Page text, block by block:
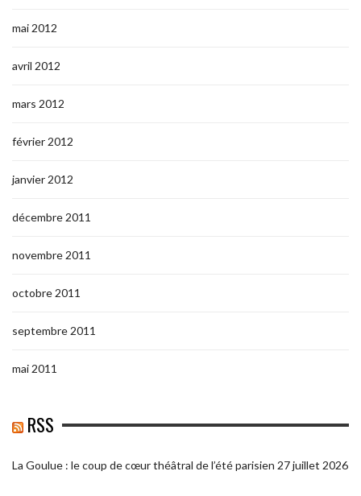
mai 2012
avril 2012
mars 2012
février 2012
janvier 2012
décembre 2011
novembre 2011
octobre 2011
septembre 2011
mai 2011
RSS
La Goulue : le coup de cœur théâtral de l’été parisien 27 juillet 2026